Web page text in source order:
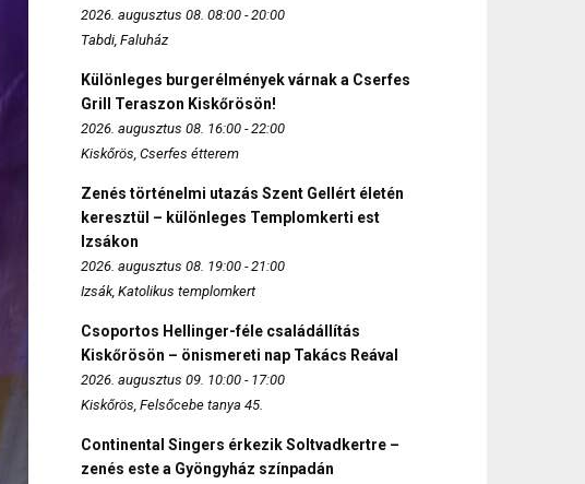
2026. augusztus 08. 08:00 - 20:00
Tabdi, Faluház
Különleges burgerélmények várnak a Cserfes
Grill Teraszon Kiskőrösön!
2026. augusztus 08. 16:00 - 22:00
Kiskőrös, Cserfes étterem
Zenés történelmi utazás Szent Gellért életén
keresztül – különleges Templomkerti est
Izsákon
2026. augusztus 08. 19:00 - 21:00
Izsák, Katolikus templomkert
Csoportos Hellinger-féle családállítás
Kiskőrösön – önismereti nap Takács Reával
2026. augusztus 09. 10:00 - 17:00
Kiskőrös, Felsőcebe tanya 45.
Continental Singers érkezik Soltvadkertre –
zenés este a Gyöngyház színpadán